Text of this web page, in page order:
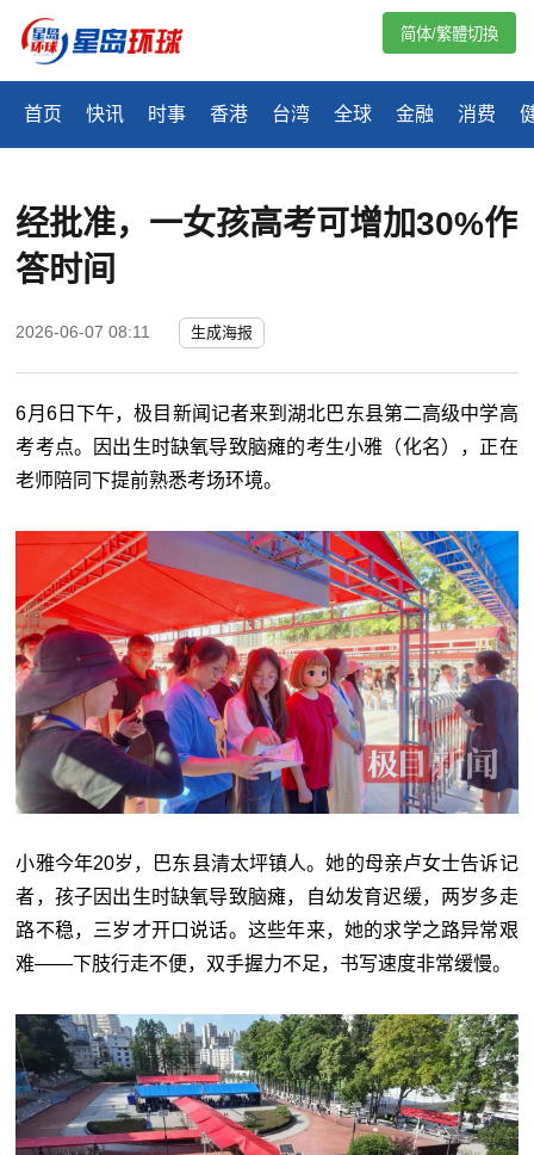
首页 快讯 时事 香港 台湾 全球 金融 消费
简体/繁體切換
经批准，一女孩高考可增加30%作
答时间
2026-06-07 08:11 生成海报
6月6日下午，极目新闻记者来到湖北巴东县第二高级中学高
考考点。因出生时缺氧导致脑瘫的考生小雅（化名），正在
老师陪同下提前熟悉考场环境。
小雅今年20岁，巴东县清太坪镇人。她的母亲卢女士告诉记
者，孩子因出生时缺氧导致脑瘫，自幼发育迟缓，两岁多走
路不稳，三岁才开口说话。这些年来，她的求学之路异常艰
难——下肢行走不便，双手握力不足，书写速度非常缓慢。